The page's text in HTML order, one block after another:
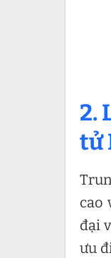
2.
tử
cao
đại
ưu